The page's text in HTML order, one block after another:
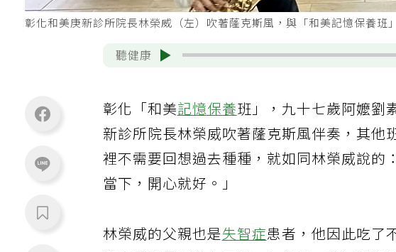
彰化和美庚新診所院長林榮威（左）吹著蕯克斯風，與「和美記憶保養班
聽健康
彰化「和美記憶保養班」，九十七歲阿嬤劉
新診所院長林榮威吹著蕯克斯風伴奏，其他
裡不需要回想過去種種，就如同林榮威說的
當下，開心就好。」
林榮威的父親也是失智症患者，他因此吃了